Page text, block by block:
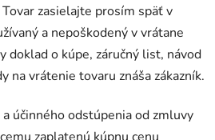
zasielajte prosím späť v
a nepoškodený v vrátane
doklad o kúpe, záručný list, návod
na vrátenie tovaru znáša zákazník.
účinného odstúpenia od zmluvy